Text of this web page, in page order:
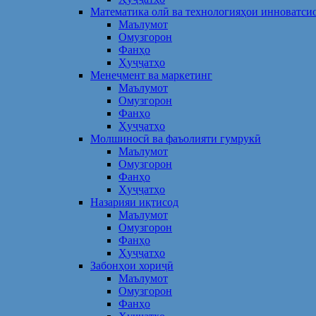
Математика олӣ ва технологияҳои
Маълумот
Омузгорон
Фанҳо
Ҳуҷҷатҳо
Менеҷмент ва маркетинг
Маълумот
Омузгорон
Фанҳо
Ҳуҷҷатҳо
Молшиносӣ ва фаъолияти гумрукӣ
Маълумот
Омузгорон
Фанҳо
Ҳуҷҷатҳо
Назарияи иқтисод
Маълумот
Омузгорон
Фанҳо
Ҳуҷҷатҳо
Забонҳои хориҷӣ
Маълумот
Омузгорон
Фанҳо